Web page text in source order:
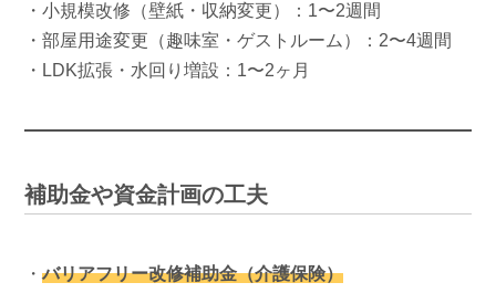
・小規模改修（壁紙・収納変更）：1〜2週間
・部屋用途変更（趣味室・ゲストルーム）：2〜4週間
・LDK拡張・水回り増設：1〜2ヶ月
補助金や資金計画の工夫
・バリアフリー改修補助金（介護保険）